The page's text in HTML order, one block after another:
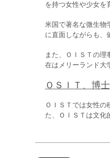
を持つ女性や少女を
米国で著名な微生物
に直面しながらも、
また、ＯＩＳＴの
在はメリーランド大
ＯＳＩＴ、博
ＯＩＳＴでは女性
た、ＯＩＳＴは文化